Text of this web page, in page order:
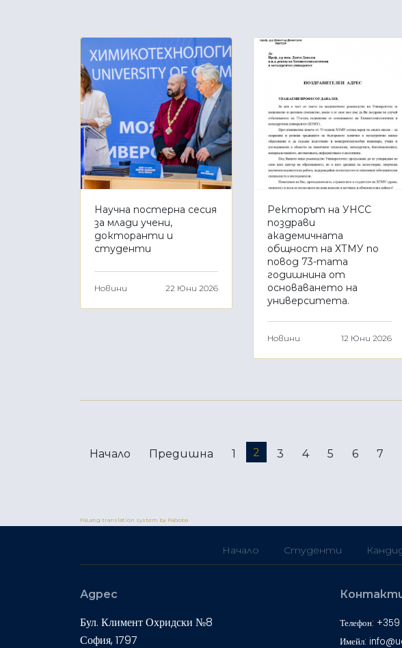
Научна постерна сесия
за млади учени,
докторанти и
студенти
Новини 22 Юни 2026
Ректорът на УНСС
поздрави
академичната
общност на ХТМУ по
повод 73-тата
годишнина от
основаването на
университета.
Новини 12 Юни 2026
Начало Предишна 1 2 3 4 5 6 7
FaLang translation system by Faboba
Начало Студенти
Адрес
Бул. Климент Охридски №8
София, 1797
Телефон:
Имейл: